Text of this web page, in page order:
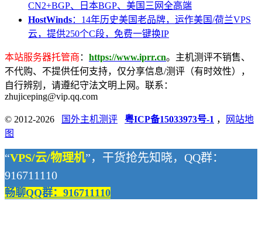
CN2+BGP、日本BGP、美国三网全高端
HostWinds：14年历史美国老品牌，运作美国/荷兰VPS
云，提供250个C段，免费一键换IP
本站服务器托管商 ： https://www.iprr.cn。主机测评不销售、
不代购、不提供任何支持，仅分享信息/测评（有时效性），
自行辨别，请遵纪守法文明上网。联系：
zhujiceping@vip.qq.com
© 2012-2026 国外主机测评 粤ICP备15033973号-1 ，
网站地
图
“VPS/云/物理机”，干货抢先知晓，QQ群：
916711110
畅聊QQ群：916711110